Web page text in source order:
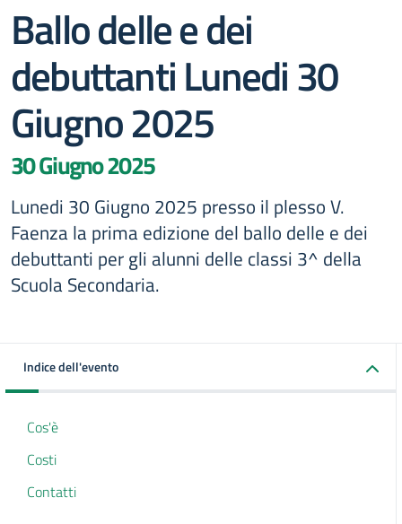
Ballo delle e dei
debuttanti Lunedi 30
Giugno 2025
30 Giugno 2025
Lunedi 30 Giugno 2025 presso il plesso V.
Faenza la prima edizione del ballo delle e dei
debuttanti per gli alunni delle classi 3^ della
Scuola Secondaria.
Indice dell'evento
Cos'è
Costi
Contatti